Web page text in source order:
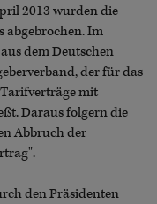
2013 wurden die
abgebrochen. Im
dem Deutschen
der für das
mit
Daraus folgern die
Abbruch der
den Präsidenten